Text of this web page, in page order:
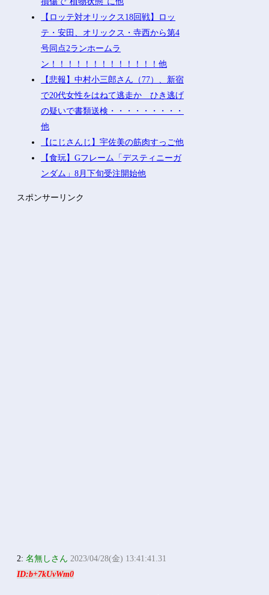
【ロッテ対オリックス18回戦】ロッ
テ・安田、オリックス・寺西から第4
号同点2ランホームラ
ン！！！！！！！！！！！！！他
【悲報】中村小三郎さん（77）、新宿
で20代女性をはねて逃走か ひき逃げ
の疑いで書類送検・・・・・・・・・
他
【にじさんじ】宇佐美の筋肉すっご他
【食玩】Gフレーム「デスティニーガ
ンダム」8月下旬受注開始他
スポンサーリンク
2:名無しさん 2023/04/28(金) 13:41:41.31
ID:b+7kUvWm0